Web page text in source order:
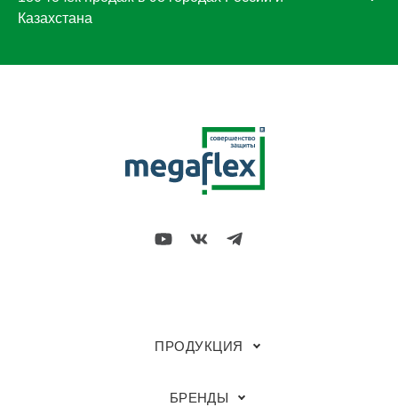
Казахстана
ПРОДУКЦИЯ
БРЕНДЫ